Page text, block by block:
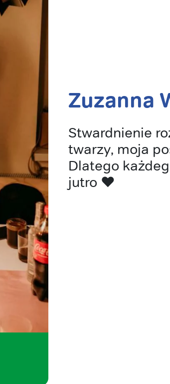
Zuzanna
Stwardnienie
twarzy, moja
Dlatego
jutro ❤️